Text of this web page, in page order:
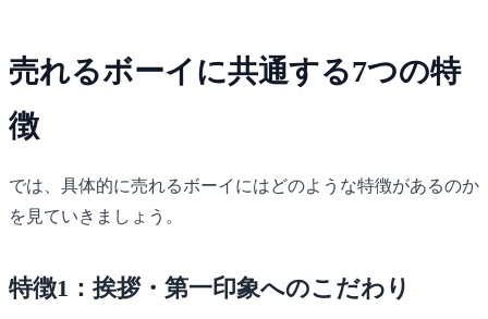
売れるボーイに共通する7つの特
徴
では、具体的に売れるボーイにはどのような特徴があるのか
を見ていきましょう。
特徴1：挨拶・第一印象へのこだわり